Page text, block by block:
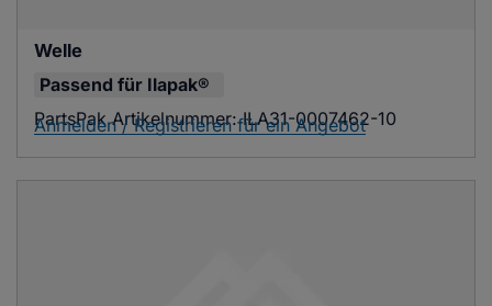
Welle
Passend für Ilapak®
PartsPak Artikelnummer:ILA31-0007462-10
Anmelden / Registrieren für ein Angebot